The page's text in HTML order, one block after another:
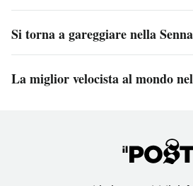
Si torna a gareggiare nella Senna
La miglior velocista al mondo